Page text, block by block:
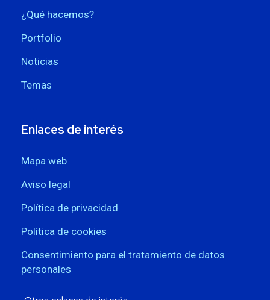
¿Qué hacemos?
Portfolio
Noticias
Temas
Enlaces de interés
Mapa web
Aviso legal
Política de privacidad
Política de cookies
Consentimiento para el tratamiento de datos
personales